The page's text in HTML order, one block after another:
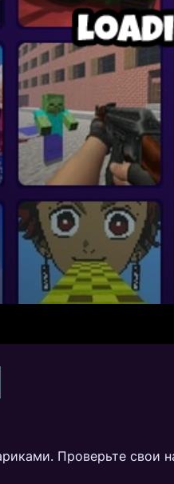
Проверьте свои